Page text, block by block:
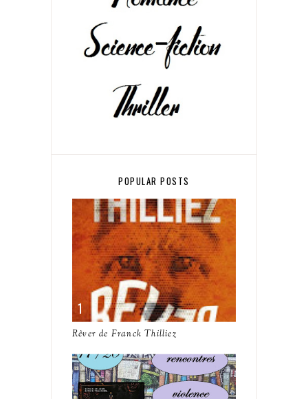
POPULAR POSTS
Rêver de Franck Thilliez